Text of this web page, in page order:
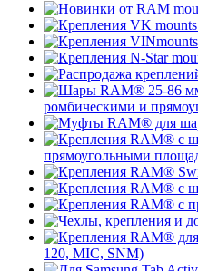
ромбическими и
прямоугольными
120, MIC, SNM)